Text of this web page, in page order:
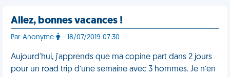
Allez, bonnes vacances !
Par Anonyme - 18/07/2019 07:30
Aujourd'hui, j'apprends que ma copine part dans 2 jours
pour un road trip d’une semaine avec 3 hommes. Je n’en